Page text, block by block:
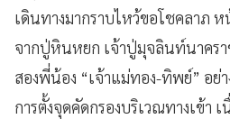
เดินทางมากราบไหว้ขอโชคลาภ
จากปู่หินหยก เจ้าปู่มุจลินท์นาคร
สองพี่น้อง “เจ้าแม่ทอง-ทิพย์” อย่
การตั้งจุดคัดกรองบริเวณทางเข้า